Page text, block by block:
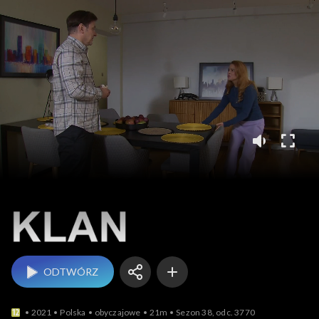
ODTWÓRZ
2021 Polska obyczajowe 21m Sezon 38, odc. 3770